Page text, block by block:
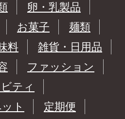
卵・乳製品
お菓子
麺類
料
雑貨・日用品
ファッション
ティ
ト
定期便